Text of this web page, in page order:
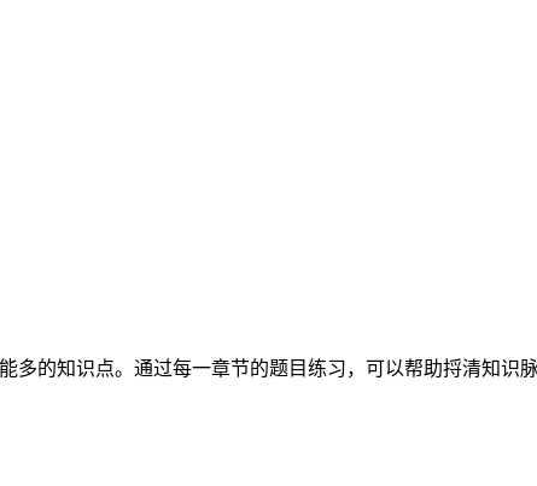
的知识点。通过每一章节的题目练习，可以帮助捋清知识